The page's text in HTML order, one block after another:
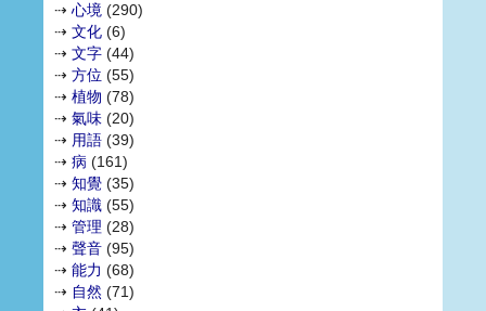
⇢ 心境 (290)
⇢ 文化 (6)
⇢ 文字 (44)
⇢ 方位 (55)
⇢ 植物 (78)
⇢ 氣味 (20)
⇢ 用語 (39)
⇢ 病 (161)
⇢ 知覺 (35)
⇢ 知識 (55)
⇢ 管理 (28)
⇢ 聲音 (95)
⇢ 能力 (68)
⇢ 自然 (71)